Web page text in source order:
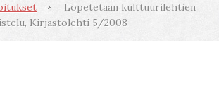
Lopetetaan kulttuurilehtien
Kirjastolehti 5/2008